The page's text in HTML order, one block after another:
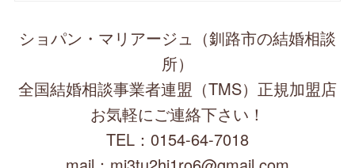
ショパン・マリアージュ（釧路市の結婚相談
所）
全国結婚相談事業者連盟（TMS）正規加盟店
お気軽にご連絡下さい！
TEL：0154-64-7018